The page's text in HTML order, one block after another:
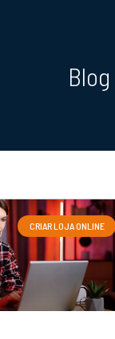
Blog
CRIAR LOJA ONLINE